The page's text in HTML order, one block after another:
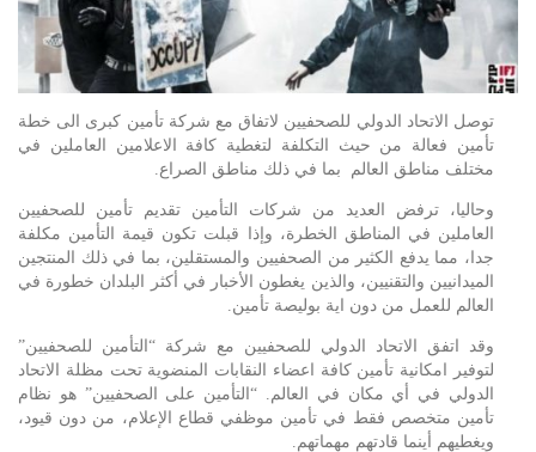
توصل الاتحاد الدولي للصحفيين لاتفاق مع شركة تأمين كبرى الى خطة
تأمين فعالة من حيث التكلفة لتغطية كافة الاعلامين العاملين في
مختلف مناطق العالم بما في ذلك مناطق الصراع.
وحاليا، ترفض العديد من شركات التأمين تقديم تأمين للصحفيين
العاملين في المناطق الخطرة، وإذا قبلت تكون قيمة التأمين مكلفة
جدا، مما يدفع الكثير من الصحفيين والمستقلين، بما في ذلك المنتجين
الميدانيين والتقنيين، والذين يغطون الأخبار في أكثر البلدان خطورة في
العالم للعمل من دون اية بوليصة تأمين.
وقد اتفق الاتحاد الدولي للصحفيين مع شركة “التأمين للصحفيين”
لتوفير امكانية تأمين كافة اعضاء النقابات المنضوية تحت مظلة الاتحاد
الدولي في أي مكان في العالم. “التأمين على الصحفيين” هو نظام
تأمين متخصص فقط في تأمين موظفي قطاع الإعلام، من دون قيود،
ويغطيهم أينما قادتهم مهماتهم.